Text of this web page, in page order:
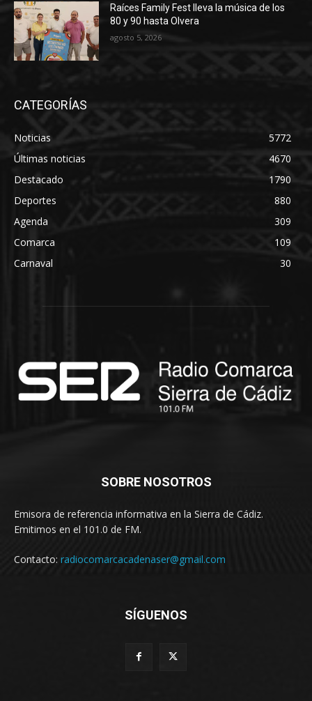
Raíces Family Fest lleva la música de los
80 y 90 hasta Olvera
agosto 5, 2026
CATEGORÍAS
Noticias
5772
Últimas noticias
4670
Destacado
1790
Deportes
880
Agenda
309
Comarca
109
Carnaval
30
SOBRE NOSOTROS
Emisora de referencia informativa en la Sierra de Cádiz.
Emitimos en el 101.0 de FM.
Contacto: radiocomarcacadenaser@gmail.com
SÍGUENOS